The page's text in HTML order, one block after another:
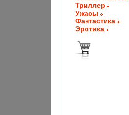
Триллер
Ужасы
Фантастика
Эротика